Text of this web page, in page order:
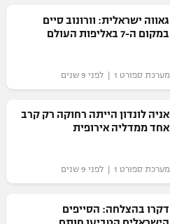
גאווה ישראלית: וורונוב סיים
במקום ה-7 באליפות העולם
מערכת ספורט 1 | לפני 9 שנים
אניה לונדון הייתה רחוקה רק קרב
אחד ממדליה אירופית
מערכת ספורט 1 | לפני 9 שנים
דקרו בהצלחה: הסייפים